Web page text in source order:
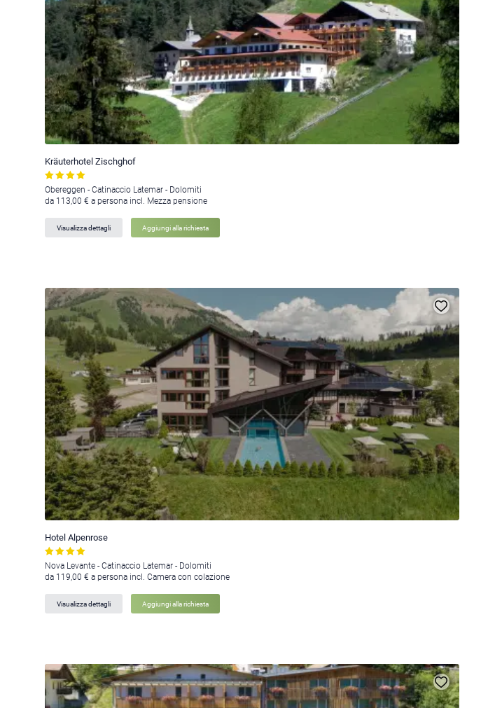
Kräuterhotel Zischghof
Obereggen - Catinaccio Latemar - Dolomiti
da 113,00 € a persona incl. Mezza pensione
Visualizza dettagli Aggiungi alla richiesta
Hotel Alpenrose
Nova Levante - Catinaccio Latemar - Dolomiti
da 119,00 € a persona incl. Camera con colazione
Visualizza dettagli Aggiungi alla richiesta